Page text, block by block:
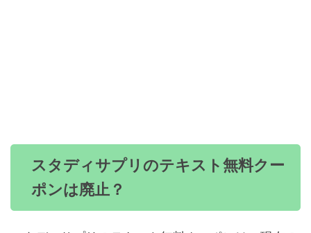
スタディサプリのテキスト無料クー
ポンは廃止？